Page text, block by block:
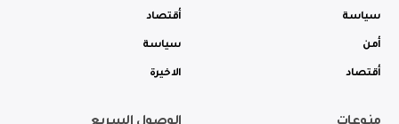
سياسة
أمن
أقتصاد
أقتصاد
سياسة
الاخيرة